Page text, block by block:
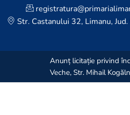
Str. Castanului 32, Limanu,
Anunț licitație privind
Veche, Str. Mihail